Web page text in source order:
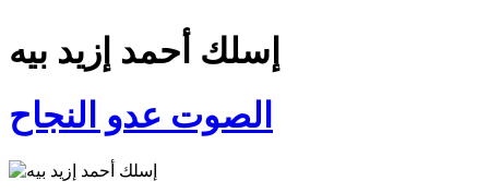
إسلك أحمد إزيد بيه
الصوت عدو النجاح